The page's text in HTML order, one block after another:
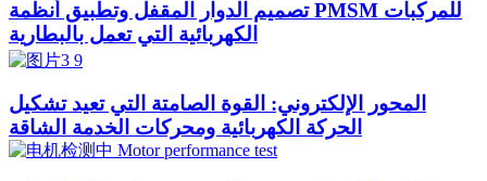
تصميم الدوار المقفل وتطبيق أنظمة PMSM للمركبات
الكهربائية التي تعمل بالبطارية
المحور الإلكتروني: القوة الصامتة التي تعيد تشكيل
الحركة الكهربائية ومحركات الخدمة الشاقة